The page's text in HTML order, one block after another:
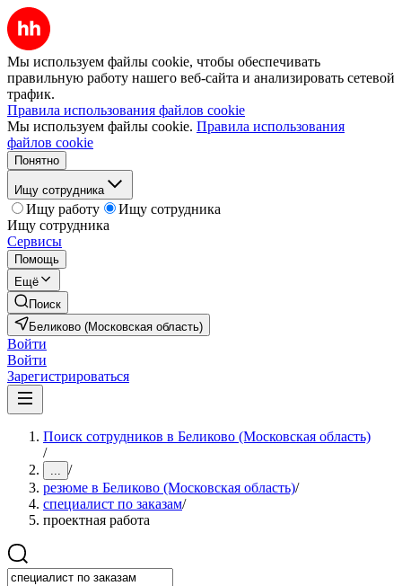
Мы используем файлы cookie, чтобы обеспечивать
правильную работу нашего веб-сайта и анализировать сетевой
трафик.
Правила использования файлов cookie
Мы используем файлы cookie. Правила использования
файлов cookie
Понятно
Ищу сотрудника
Ищу работу
Ищу сотрудника
Ищу сотрудника
Сервисы
Помощь
Ещё
Поиск
Беликово (Московская область)
Войти
Войти
Зарегистрироваться
Поиск сотрудников в Беликово (Московская область)
/
... /
резюме в Беликово (Московская область)/
специалист по заказам/
проектная работа